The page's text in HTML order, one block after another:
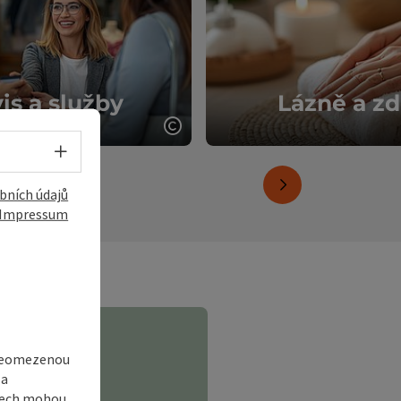
Výlet na minigolf
Volba jazyka - Otevřít menu
údajů
Impressum